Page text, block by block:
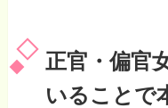
正官・偏官
いることで